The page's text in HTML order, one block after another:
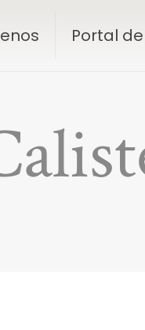
Portal